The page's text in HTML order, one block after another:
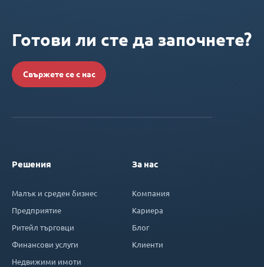
Готови ли сте да започнете?
Свържете се с нас
Решения
Малък и среден бизнес
Предприятие
Ритейл търговци
Финансови услуги
Недвижими имоти
За нас
Компания
Кариера
Блог
Клиенти